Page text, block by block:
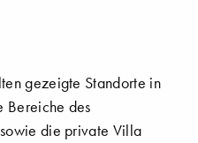
gezeigte Standorte in
Bereiche des
die private Villa